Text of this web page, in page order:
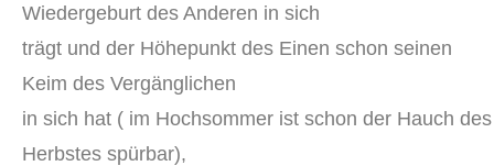
Wiedergeburt des Anderen in sich
trägt und der Höhepunkt des Einen schon seinen
Keim des Vergänglichen
in sich hat ( im Hochsommer ist schon der Hauch des
Herbstes spürbar),